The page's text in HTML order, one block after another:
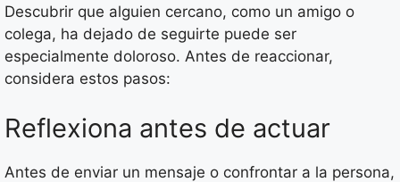
Descubrir que alguien cercano, como un amigo o
colega, ha dejado de seguirte puede ser
especialmente doloroso. Antes de reaccionar,
considera estos pasos:
Reflexiona antes de actuar
Antes de enviar un mensaje o confrontar a la persona,